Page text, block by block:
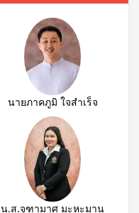
นายภาคภูมิ ใจสำเร็จ
น.ส.จุฑามาศ มะหะมาน